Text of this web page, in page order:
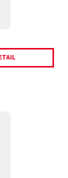
ROZVOZEM V